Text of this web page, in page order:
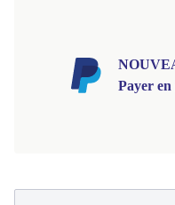
Payer en